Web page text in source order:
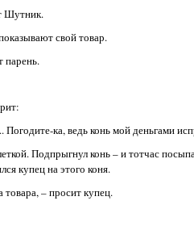
Шутник.
свой товар.
парень.
ка, ведь конь мой деньгами
Подпрыгнул конь – и тотчас
купец на этого коня.
товара, – просит купец.